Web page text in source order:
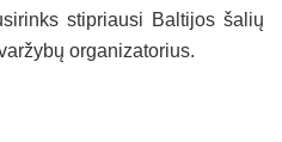
stipriausi Baltijos šalių
organizatorius.